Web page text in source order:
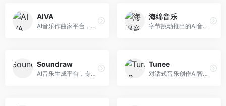
AIVA
AI音乐作曲家平台，专注于古典和影视配乐创作。面向影视制作人和游戏开发者，提供原创音乐生成、配乐定制等服务，音乐风格专业，适合影视游戏配乐。
海绵音乐
字节跳动推出的AI音乐创作平台，支持多风格音乐生成。面向内容创作者和音乐爱好者，提供歌词创作、旋律生成、编曲制作等服务，创作效率高，适合短视频配乐。
Soundraw
AI音乐生成平台，专注于免版税音乐创作。面向视频创作者和内容制作者，提供背景音乐生成、音乐定制等服务，音乐版权清晰，适合视频配乐场景。
Tunee
对话式音乐创作AI智能体，支持自然语言交互创作。面向音乐爱好者，通过对话方式完成音乐创作，交互体验友好，创作过程直观。